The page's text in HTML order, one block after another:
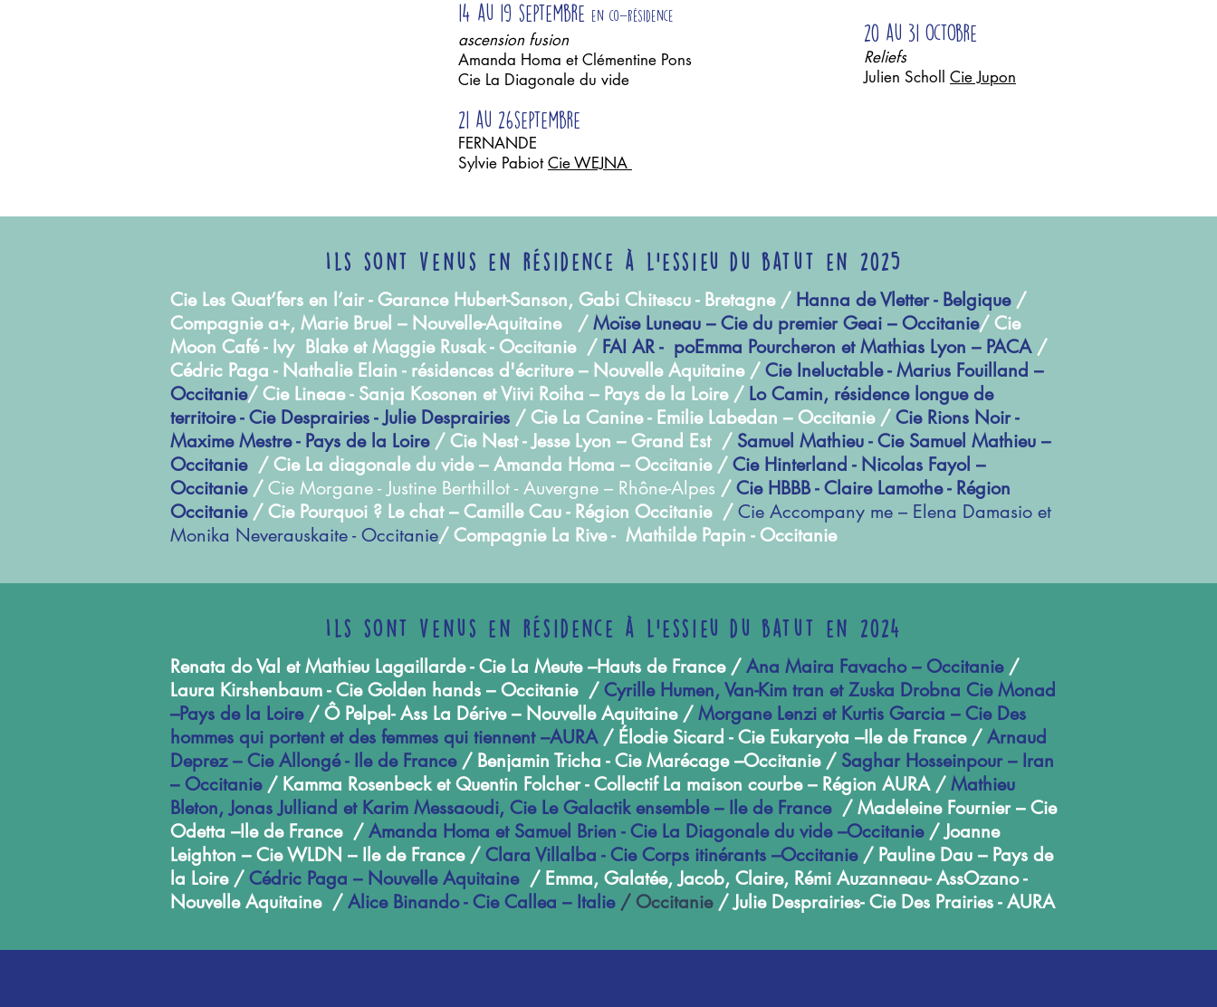
14 au 19 septembre en co-résidence
ascension fusion
Amanda Homa et Clémentine Pons
Cie La Diagonale du vide
21 au 26septembre
FERNANDE
Sylvie PabiotCie WEJNA
20 au 31 octobre
Reliefs
Julien Scholl Cie Jupon
Ils sont venus en résidence à l'essieu du batut en 2025
Cie Les Quat’fers en l’air - Garance Hubert-Sanson, Gabi Chitescu - Bretagne /Hanna de Vletter - Belgique /
Compagnie a+, Marie Bruel – Nouvelle-Aquitaine /Moïse Luneau – Cie du premier Geai – Occitanie/ Cie
Moon Café - Ivy Blake et Maggie Rusak - Occitanie / FAI AR - poEmma Pourcheron et Mathias Lyon – PACA/
Cédric Paga - Nathalie Elain - résidences d'écriture – Nouvelle Aquitaine /Cie Ineluctable - Marius Fouilland –
Occitanie/ Cie Lineae - Sanja Kosonen et Viivi Roiha – Pays de la Loire / Lo Camin, résidence longue de
territoire - Cie Desprairies - Julie Desprairies / Cie La Canine - Emilie Labedan – Occitanie /Cie Rions Noir -
Maxime Mestre - Pays de la Loire/ Cie Nest - Jesse Lyon – Grand Est / Samuel Mathieu - Cie Samuel Mathieu –
Occitanie / Cie La diagonale du vide – Amanda Homa – Occitanie /Cie Hinterland - Nicolas Fayol –
Occitanie/Cie Morgane - Justine Berthillot - Auvergne – Rhône-Alpes /Cie HBBB - Claire Lamothe - Région
Occitanie/ Cie Pourquoi ? Le chat – Camille Cau - Région Occitanie /Cie Accompany me – Elena Damasio et
Monika Neverauskaite - Occitanie/ Compagnie La Rive - Mathilde Papin - Occitanie
Ils sont venus en résidence à l'essieu du batut en 2024
Renata do Val et Mathieu Lagaillarde - Cie La Meute –Hauts de France /Ana Maira Favacho – Occitanie /
Laura Kirshenbaum - Cie Golden hands – Occitanie /Cyrille Humen, Van-Kim tran et Zuska Drobna Cie Monad
–Pays de la Loire/ Ô Pelpel- Ass La Dérive – Nouvelle Aquitaine /Morgane Lenzi et Kurtis Garcia – Cie Des
hommes qui portent et des femmes qui tiennent –AURA/ Élodie Sicard - Cie Eukaryota –Ile de France /Arnaud
Deprez – Cie Allongé - Ile de France / Benjamin Tricha - Cie Marécage –Occitanie / Saghar Hosseinpour – Iran
– Occitanie/ Kamma Rosenbeck et Quentin Folcher - Collectif La maison courbe – Région AURA /Mathieu
Bleton, Jonas Julliand et Karim Messaoudi, Cie Le Galactik ensemble – Ile de France / Madeleine Fournier – Cie
Odetta –Ile de France /Amanda Homa et Samuel Brien - Cie La Diagonale du vide –Occitanie/ Joanne
Leighton – Cie WLDN – Ile de France /Clara Villalba - Cie Corps itinérants –Occitanie/ Pauline Dau – Pays de
la Loire /Cédric Paga – Nouvelle Aquitaine / Emma, Galatée, Jacob, Claire, Rémi Auzanneau- AssOzano -
Nouvelle Aquitaine /Alice Binando - Cie Callea – Italie / Occitanie/ Julie Desprairies- Cie Des Prairies - AURA